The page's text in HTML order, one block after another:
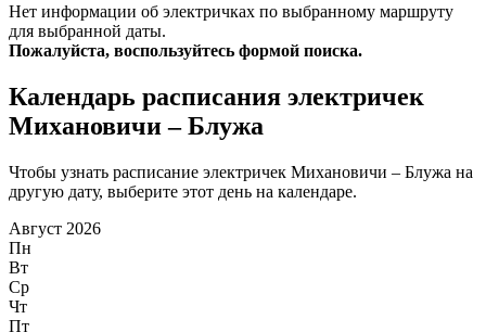
Нет информации об электричках по выбранному маршруту
для выбранной даты.
Пожалуйста, воспользуйтесь формой поиска.
Календарь расписания электричек
Михановичи – Блужа
Чтобы узнать расписание электричек Михановичи – Блужа на
другую дату, выберите этот день на календаре.
Август 2026
Пн
Вт
Ср
Чт
Пт